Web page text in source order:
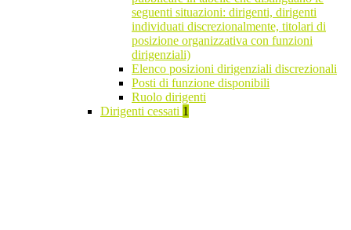
seguenti situazioni: dirigenti, dirigenti
individuati discrezionalmente, titolari di
posizione organizzativa con funzioni
dirigenziali)
Elenco posizioni dirigenziali discrezionali
Posti di funzione disponibili
Ruolo dirigenti
Dirigenti cessati 1